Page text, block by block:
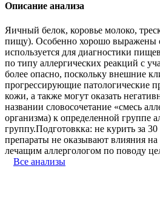
Описание анализа
Яичный белок, коровье молоко,
пищу). Особенно хорошо выражены
используется для диагностики
по типу аллергических реакций с
более опасно, поскольку внешние
прогрессирующие патологические
кожи, а также могут оказать
названии словосочетание «смесь
организма) к определенной группе
группу.Подготовкка: не курить за
препараты не оказывают влияния на
лечащим аллергологом по поводу
Все анализы